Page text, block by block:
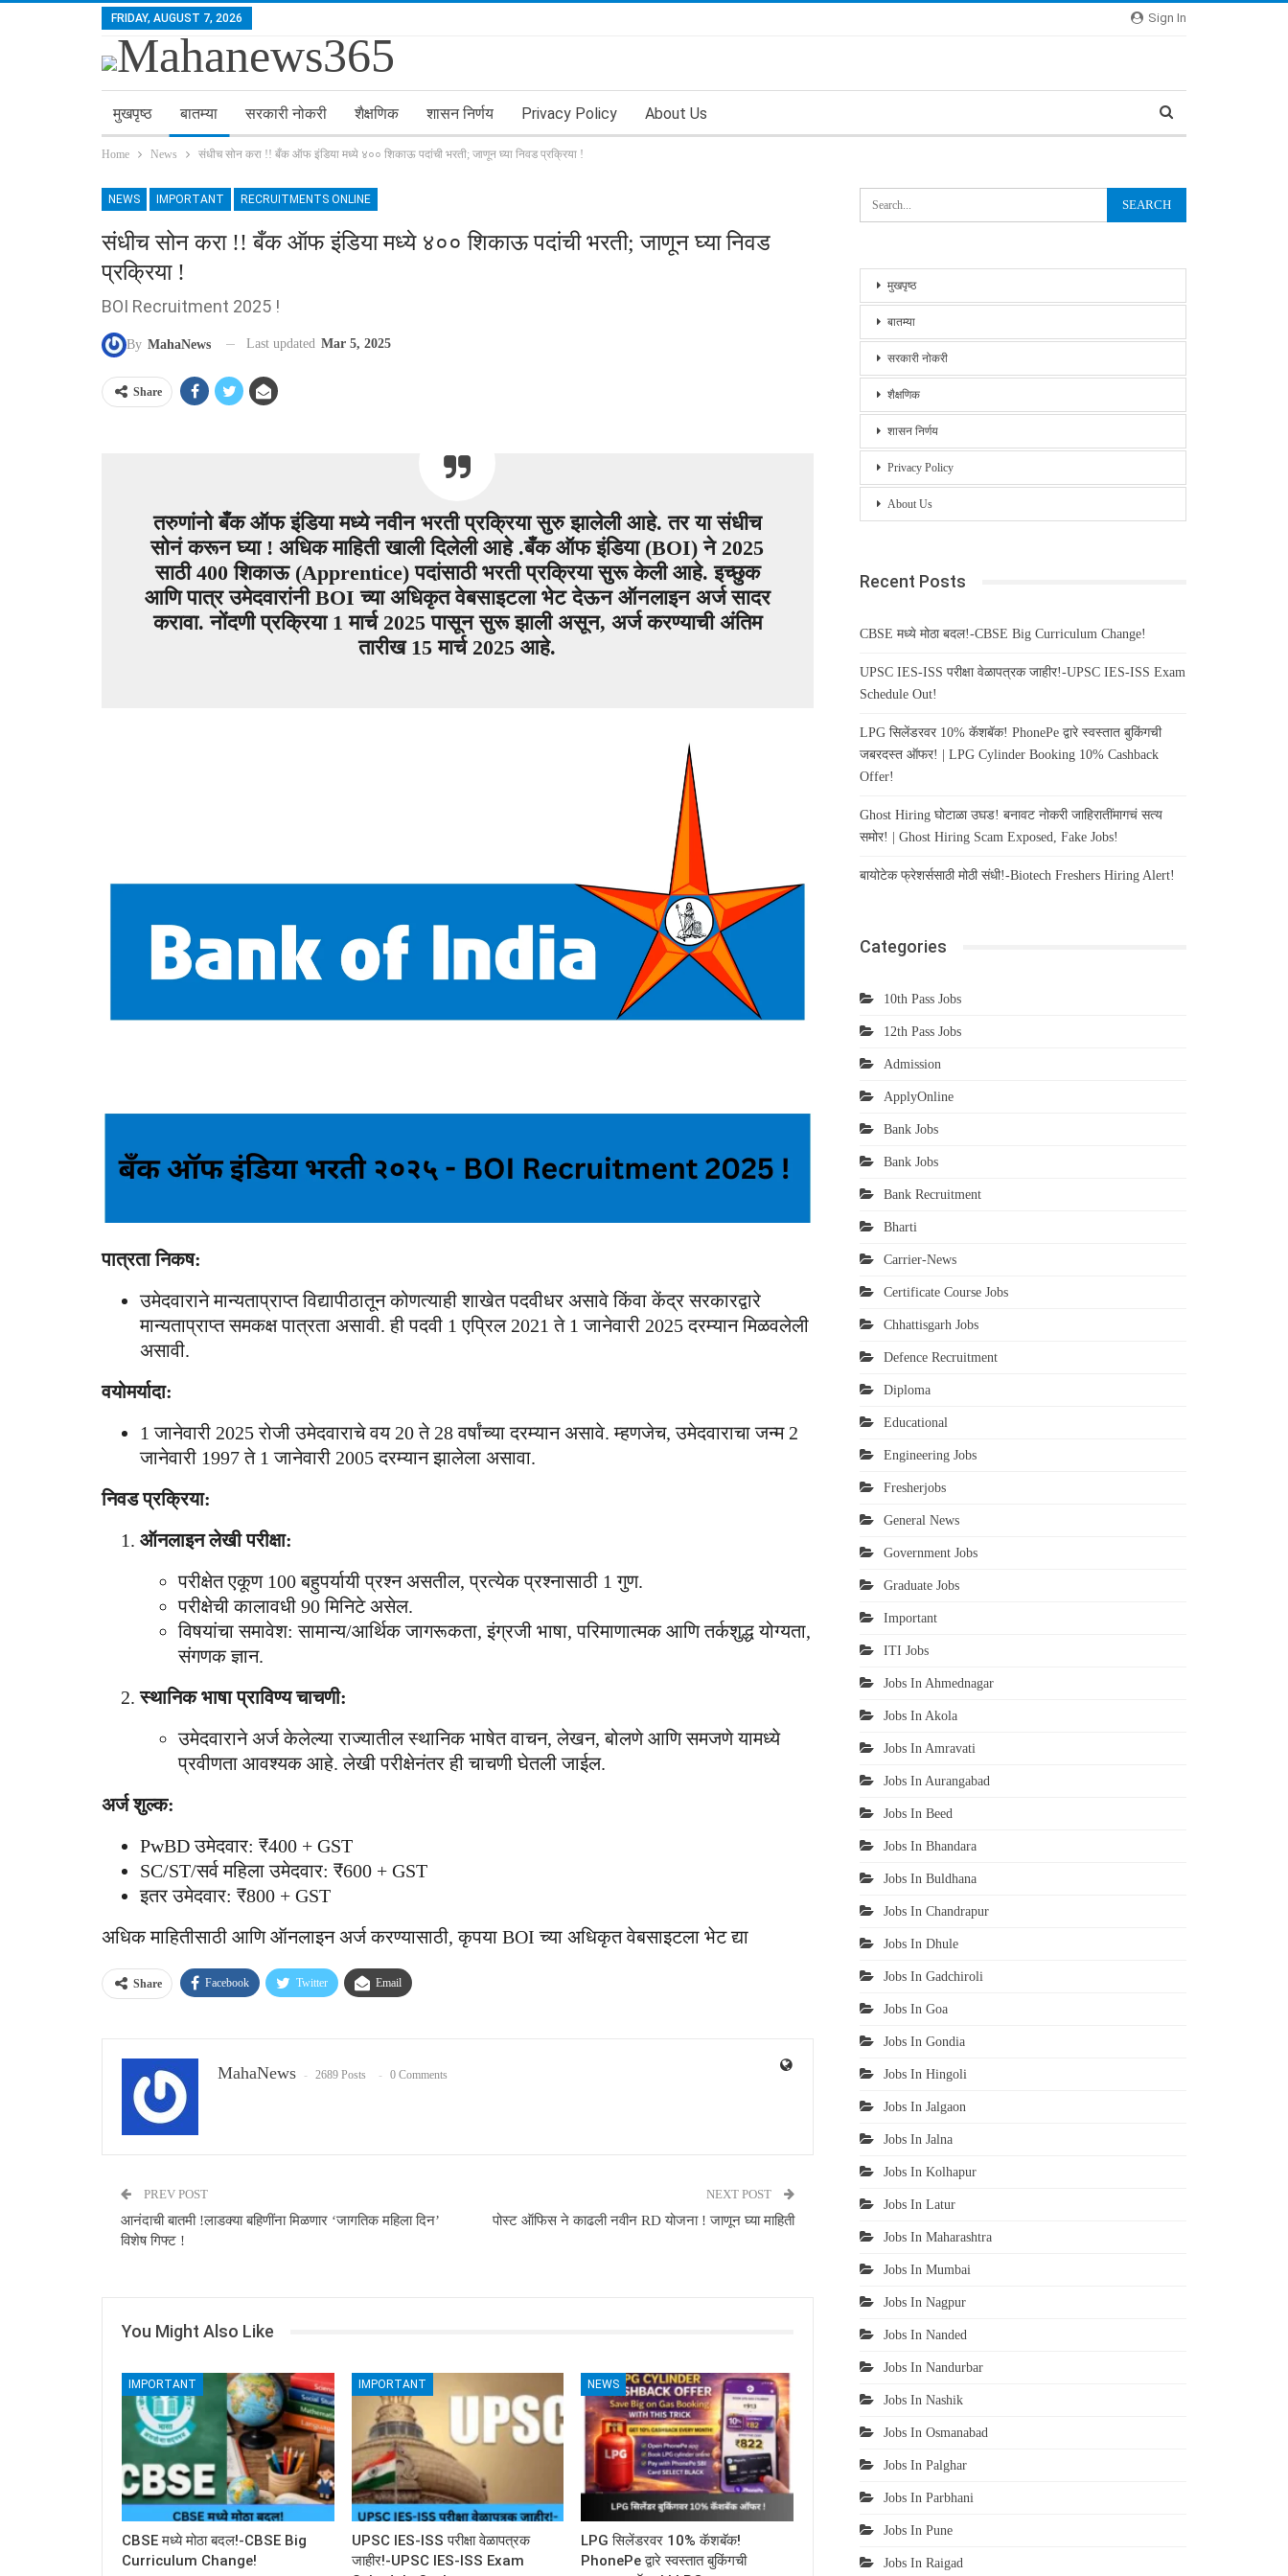
Sign In
FRIDAY, AUGUST 7, 2026
मुखपृष्ठ बातम्या सरकारी नोकरी शैक्षणिक शासन निर्णय Privacy Policy About Us
Home News संधीच सोन करा !! बँक ऑफ इंडिया मध्ये ४०० शिकाऊ पदांची भरती; जाणून घ्या निवड प्रक्रिया !
NEWS IMPORTANT RECRUITMENTS ONLINE
संधीच सोन करा !! बँक ऑफ इंडिया मध्ये ४०० शिकाऊ पदांची भरती; जाणून घ्या निवड
प्रक्रिया !
BOI Recruitment 2025 !
By MahaNews Last updated Mar 5, 2025
Share
तरुणांनो बँक ऑफ इंडिया मध्ये नवीन भरती प्रक्रिया सुरु झालेली आहे. तर या संधीच
सोनं करून घ्या ! अधिक माहिती खाली दिलेली आहे .बँक ऑफ इंडिया (BOI) ने 2025
साठी 400 शिकाऊ (Apprentice) पदांसाठी भरती प्रक्रिया सुरू केली आहे. इच्छुक
आणि पात्र उमेदवारांनी BOI च्या अधिकृत वेबसाइटला भेट देऊन ऑनलाइन अर्ज सादर
करावा. नोंदणी प्रक्रिया 1 मार्च 2025 पासून सुरू झाली असून, अर्ज करण्याची अंतिम
तारीख 15 मार्च 2025 आहे.
पात्रता निकष:
उमेदवाराने मान्यताप्राप्त विद्यापीठातून कोणत्याही शाखेत पदवीधर असावे किंवा केंद्र सरकारद्वारे
मान्यताप्राप्त समकक्ष पात्रता असावी. ही पदवी 1 एप्रिल 2021 ते 1 जानेवारी 2025 दरम्यान मिळवलेली
असावी.
वयोमर्यादा:
1 जानेवारी 2025 रोजी उमेदवाराचे वय 20 ते 28 वर्षांच्या दरम्यान असावे. म्हणजेच, उमेदवाराचा जन्म 2
जानेवारी 1997 ते 1 जानेवारी 2005 दरम्यान झालेला असावा.
निवड प्रक्रिया:
ऑनलाइन लेखी परीक्षा:
परीक्षेत एकूण 100 बहुपर्यायी प्रश्न असतील, प्रत्येक प्रश्नासाठी 1 गुण.
परीक्षेची कालावधी 90 मिनिटे असेल.
विषयांचा समावेश: सामान्य/आर्थिक जागरूकता, इंग्रजी भाषा, परिमाणात्मक आणि तर्कशुद्ध योग्यता,
संगणक ज्ञान.
स्थानिक भाषा प्राविण्य चाचणी:
उमेदवाराने अर्ज केलेल्या राज्यातील स्थानिक भाषेत वाचन, लेखन, बोलणे आणि समजणे यामध्ये
प्रवीणता आवश्यक आहे. लेखी परीक्षेनंतर ही चाचणी घेतली जाईल.
अर्ज शुल्क:
PwBD उमेदवार: ₹400 + GST
SC/ST/सर्व महिला उमेदवार: ₹600 + GST
इतर उमेदवार: ₹800 + GST
अधिक माहितीसाठी आणि ऑनलाइन अर्ज करण्यासाठी, कृपया BOI च्या अधिकृत वेबसाइटला भेट द्या
Share Facebook Twitter Email
MahaNews 2689 Posts 0 Comments
PREV POST
आनंदाची बातमी !लाडक्या बहिणींना मिळणार ‘जागतिक महिला दिन’
विशेष गिफ्ट !
NEXT POST
पोस्ट ऑफिस ने काढली नवीन RD योजना ! जाणून घ्या माहिती
You Might Also Like
IMPORTANT
CBSE मध्ये मोठा बदल!-CBSE Big
Curriculum Change!
IMPORTANT
UPSC IES-ISS परीक्षा वेळापत्रक
जाहीर!-UPSC IES-ISS Exam
NEWS
LPG सिलेंडरवर 10% कॅशबॅक!
PhonePe द्वारे स्वस्तात बुकिंगची
मुखपृष्ठ
बातम्या
सरकारी नोकरी
शैक्षणिक
शासन निर्णय
Privacy Policy
About Us
Recent Posts
CBSE मध्ये मोठा बदल!-CBSE Big Curriculum Change!
UPSC IES-ISS परीक्षा वेळापत्रक जाहीर!-UPSC IES-ISS Exam
Schedule Out!
LPG सिलेंडरवर 10% कॅशबॅक! PhonePe द्वारे स्वस्तात बुकिंगची
जबरदस्त ऑफर! | LPG Cylinder Booking 10% Cashback
Offer!
Ghost Hiring घोटाळा उघड! बनावट नोकरी जाहिरातींमागचं सत्य
समोर! | Ghost Hiring Scam Exposed, Fake Jobs!
बायोटेक फ्रेशर्ससाठी मोठी संधी!-Biotech Freshers Hiring Alert!
Categories
10th Pass Jobs
12th Pass Jobs
Admission
ApplyOnline
Bank Jobs
Bank Jobs
Bank Recruitment
Bharti
Carrier-News
Certificate Course Jobs
Chhattisgarh Jobs
Defence Recruitment
Diploma
Educational
Engineering Jobs
Fresherjobs
General News
Government Jobs
Graduate Jobs
Important
ITI Jobs
Jobs In Ahmednagar
Jobs In Akola
Jobs In Amravati
Jobs In Aurangabad
Jobs In Beed
Jobs In Bhandara
Jobs In Buldhana
Jobs In Chandrapur
Jobs In Dhule
Jobs In Gadchiroli
Jobs In Goa
Jobs In Gondia
Jobs In Hingoli
Jobs In Jalgaon
Jobs In Jalna
Jobs In Kolhapur
Jobs In Latur
Jobs In Maharashtra
Jobs In Mumbai
Jobs In Nagpur
Jobs In Nanded
Jobs In Nandurbar
Jobs In Nashik
Jobs In Osmanabad
Jobs In Palghar
Jobs In Parbhani
Jobs In Pune
Jobs In Raigad